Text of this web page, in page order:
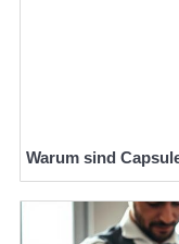
Warum sind